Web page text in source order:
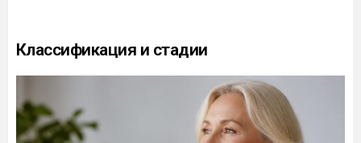
Классификация и стадии